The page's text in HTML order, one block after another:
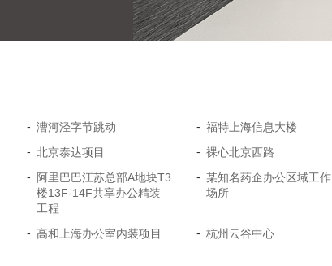
- 漕河泾字节跳动 - 福特上海信息大楼
- 北京泰达项目 - 裸心北京西路
-
阿里巴巴江苏总部A地块T3
楼13F-14F共享办公精装
工程
- 某知名药企办公区域工作
场所
- 高和上海办公室内装项目 - 杭州云谷中心